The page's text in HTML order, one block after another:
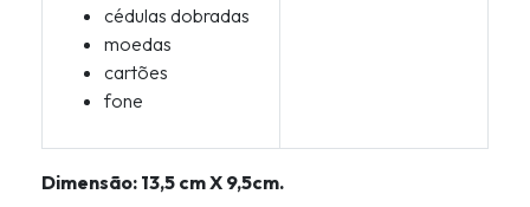
cédulas dobradas
moedas
cartões
fone
Dimensão: 13,5 cm X 9,5cm.